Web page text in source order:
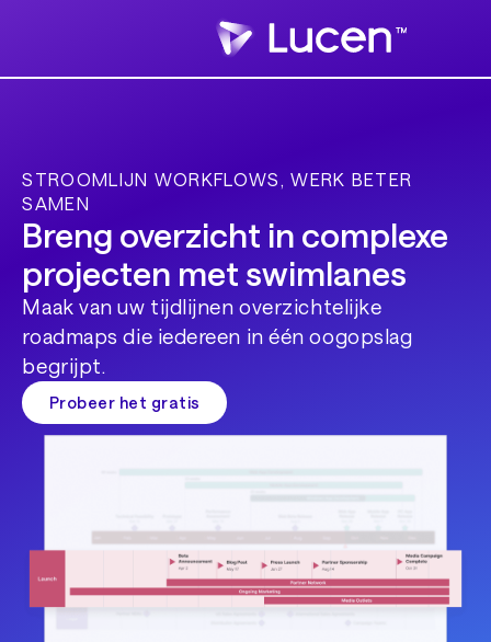
STROOMLIJN WORKFLOWS, WERK BETER
SAMEN
Breng overzicht in complexe
projecten met swimlanes
Maak van uw tijdlijnen overzichtelijke
roadmaps die iedereen in één oogopslag
begrijpt.
Probeer het gratis